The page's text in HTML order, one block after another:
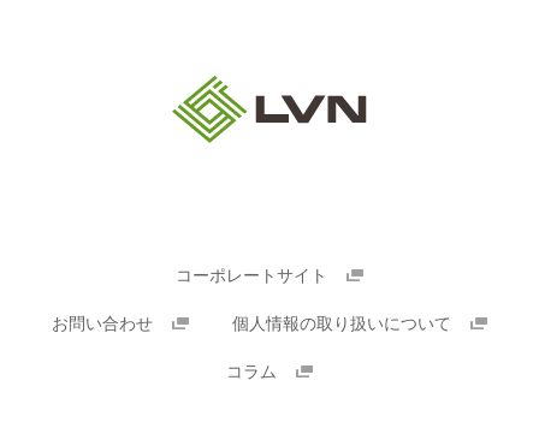
コーポレートサイト
お問い合わせ 個人情報の取り扱いについて
コラム